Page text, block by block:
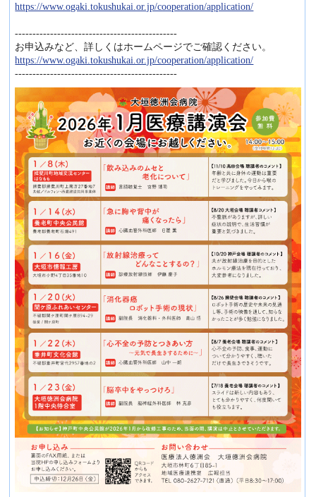
https://www.ogaki.tokushukai.or.jp/cooperation/application/
----------------------------------------------
お申込みなど、詳しくはホームページでご確認ください。
https://www.ogaki.tokushukai.or.jp/cooperation/application/
----------------------------------------------